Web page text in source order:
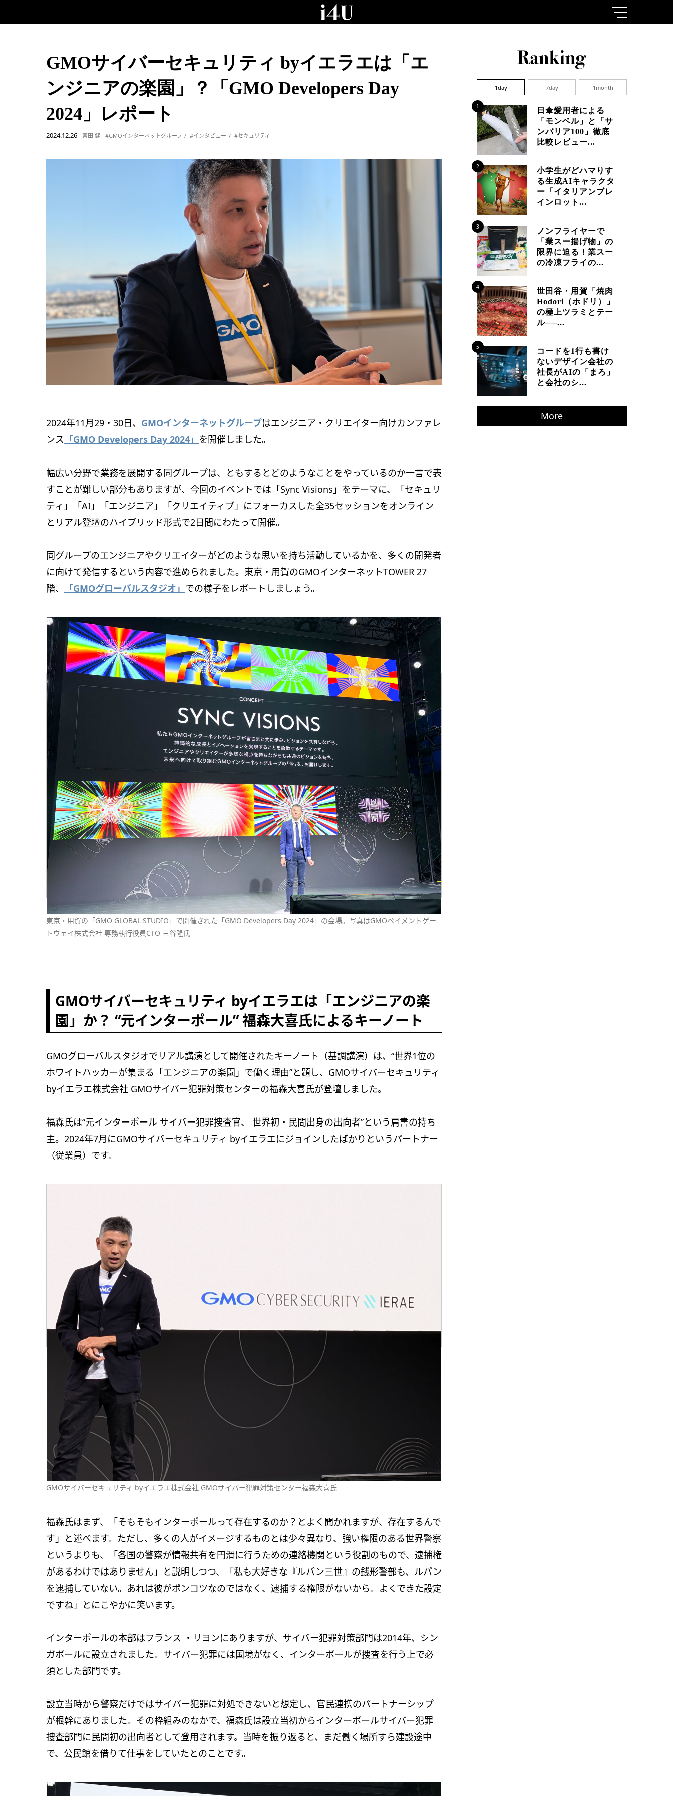
GMOサイバーセキュリティ byイエラエは「エ
ンジニアの楽園」？「GMO Developers Day
2024」レポート
2024.12.26 宮田 健 #GMOインターネットグループ #インタビュー #セキュリティ
2024年11月29・30日、 GMOインターネットグループはエンジニア・クリエイター向けカンファレ
ンス 「GMO Developers Day 2024」 を開催しました。
幅広い分野で業務を展開する同グループは、ともするとどのようなことをやっているのか一言で表
すことが難しい部分もありますが、今回のイベントでは「Sync Visions」をテーマに、「セキュリ
ティ」「AI」「エンジニア」「クリエイティブ」にフォーカスした全35セッションをオンライン
とリアル登壇のハイブリッド形式で2日間にわたって開催。
同グループのエンジニアやクリエイターがどのような思いを持ち活動しているかを、多くの開発者
に向けて発信するという内容で進められました。東京・用賀のGMOインターネットTOWER 27
階、
「GMOグローバルスタジオ」 での様子をレポートしましょう。
東京・用賀の「GMO GLOBAL STUDIO」で開催された「GMO Developers Day 2024」の会場。写真はGMOペイメントゲー
トウェイ株式会社 専務執行役員CTO 三谷隆氏
GMOサイバーセキュリティ byイエラエは「エンジニアの楽
園」か？ “元インターポール” 福森大喜氏によるキーノート
GMOグローバルスタジオでリアル講演として開催されたキーノート（基調講演）は、“世界1位の
ホワイトハッカーが集まる「エンジニアの楽園」で働く理由”と題し、GMOサイバーセキュリティ
byイエラエ株式会社 GMOサイバー犯罪対策センターの福森大喜氏が登壇しました。
福森氏は“元インターポール サイバー犯罪捜査官、 世界初・民間出身の出向者”という肩書の持ち
主。2024年7月にGMOサイバーセキュリティ byイエラエにジョインしたばかりというパートナー
（従業員）です。
GMOサイバーセキュリティ byイエラエ株式会社 GMOサイバー犯罪対策センター福森大喜氏
福森氏はまず、「そもそもインターポールって存在するのか？とよく聞かれますが、存在するんで
す」と述べます。ただし、多くの人がイメージするものとは少々異なり、強い権限のある世界警察
というよりも、「各国の警察が情報共有を円滑に行うための連絡機関という役割のもので、逮捕権
があるわけではありません」と説明しつつ、「私も大好きな『ルパン三世』の銭形警部も、ルパン
を逮捕していない。あれは彼がポンコツなのではなく、逮捕する権限がないから。よくできた設定
ですね」とにこやかに笑います。
インターポールの本部はフランス ・リヨンにありますが、サイバー犯罪対策部門は2014年、シン
ガポールに設立されました。サイバー犯罪には国境がなく、インターポールが捜査を行う上で必
須とした部門です。
設立当時から警察だけではサイバー犯罪に対処できないと想定し、官民連携のパートナーシップ
が根幹にありました。その枠組みのなかで、福森氏は設立当初からインターポールサイバー犯罪
捜査部門に民間初の出向者として登用されます。当時を振り返ると、まだ働く場所すら建設途中
で、公民館を借りて仕事をしていたとのことです。
1day 7day 1month
1
日傘愛用者による
「モンベル」と「サ
ンバリア100」徹底
比較レビュー...
2
小学生がどハマりす
る生成AIキャラクタ
ー「イタリアンブレ
インロット...
3
ノンフライヤーで
「業スー揚げ物」の
限界に迫る！業スー
の冷凍フライの...
4
世田谷・用賀「焼肉
Hodori（ホドリ）」
の極上ツラミとテー
ル──...
5
コードを1行も書け
ないデザイン会社の
社長がAIの「まろ」
と会社のシ...
More